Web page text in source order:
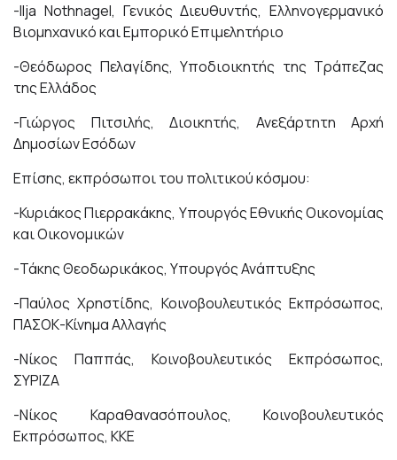
-Ilja Nothnagel, Γενικός Διευθυντής, Ελληνογερμανικό
Βιομηχανικό και Εμπορικό Επιμελητήριο
-Θεόδωρος Πελαγίδης, Υποδιοικητής της Τράπεζας
της Ελλάδος
-Γιώργος Πιτσιλής, Διοικητής, Ανεξάρτητη Αρχή
Δημοσίων Εσόδων
Επίσης, εκπρόσωποι του πολιτικού κόσμου:
-Κυριάκος Πιερρακάκης, Υπουργός Εθνικής Οικονομίας
και Οικονομικών
-Τάκης Θεοδωρικάκος, Υπουργός Ανάπτυξης
-Παύλος Χρηστίδης, Κοινοβουλευτικός Εκπρόσωπος,
ΠΑΣΟΚ-Κίνημα Αλλαγής
-Νίκος Παππάς, Κοινοβουλευτικός Εκπρόσωπος,
ΣΥΡΙΖΑ
-Νίκος Καραθανασόπουλος, Κοινοβουλευτικός
Εκπρόσωπος, ΚΚΕ